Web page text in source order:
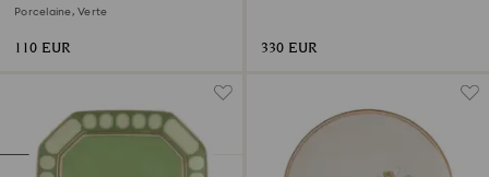
Porcelaine, Verte
110 EUR 330 EUR